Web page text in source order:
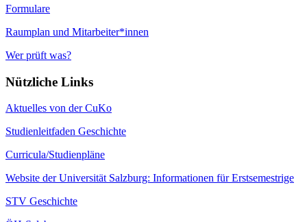
Formulare
Raumplan und Mitarbeiter*innen
Wer prüft was?
Nützliche Links
Aktuelles von der CuKo
Studienleitfaden Geschichte
Curricula/Studienpläne
Website der Universität Salzburg: Informationen für Erstsemestrige
STV Geschichte